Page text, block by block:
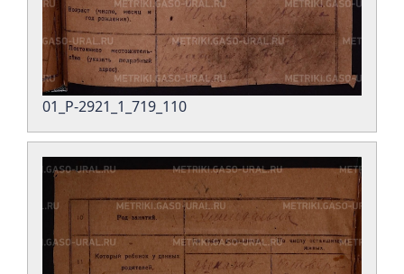
01_Р-2921_1_719_110